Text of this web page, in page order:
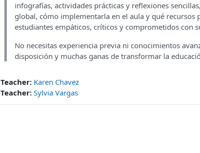
infografías, actividades prácticas y reflexiones
global, cómo implementarla en el aula y qué recursos
estudiantes empáticos, críticos y comprometidos con
No necesitas experiencia previa ni conocimientos
disposición y muchas ganas de transformar la
Teacher: Karen Chavez
Teacher: Sylvia Vargas